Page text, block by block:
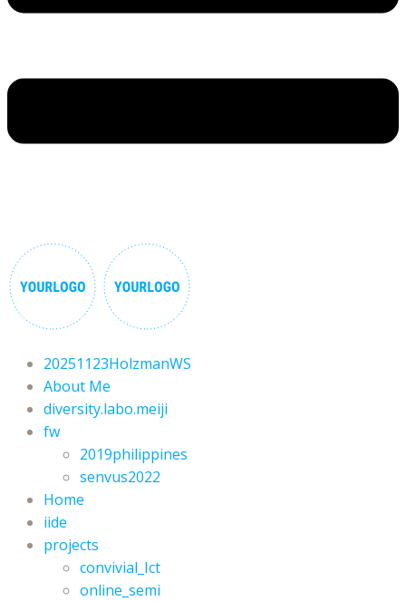
20251123HolzmanWS
About Me
diversity.labo.meiji
fw
2019philippines
senvus2022
Home
iide
projects
convivial_Ict
online_semi